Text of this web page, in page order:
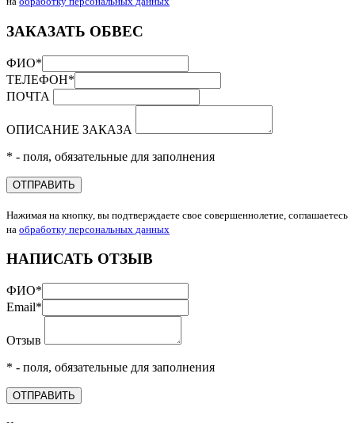
ЗАКАЗАТЬ ОБВЕС
ФИО*
ТЕЛЕФОН*
ПОЧТА
ОПИСАНИЕ ЗАКАЗА
* - поля, обязательные для заполнения
ОТПРАВИТЬ
Нажимая на кнопку, вы подтверждаете свое совершеннолетие, соглашаетесь
на обработку персональных данных
НАПИСАТЬ ОТЗЫВ
ФИО*
Email*
Отзыв
* - поля, обязательные для заполнения
ОТПРАВИТЬ